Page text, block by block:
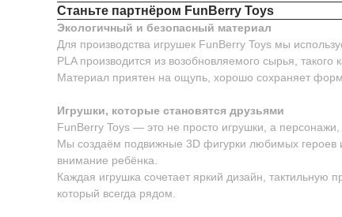
Станьте партнёром FunBerry Toys
Экологичный и безопасный материал
Для производства игрушек FunBerry Toys мы
PLA производится из возобновляемого сырья,
Материал приятен на ощупь, хорошо сохраняет
Игрушки, которые становятся друзьями
FunBerry Toys — это не просто игрушки, а персонажи,
Мы создаём подвижные 3D фигурки любимых героев
внимание ребёнка.
Каждая игрушка сочетает яркий дизайн, тактильную
который всегда рядом.